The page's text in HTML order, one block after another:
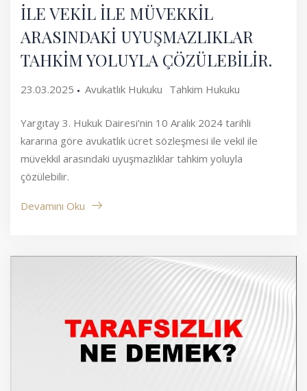
İLE VEKİL İLE MÜVEKKİL
ARASINDAKİ UYUŞMAZLIKLAR
TAHKİM YOLUYLA ÇÖZÜLEBİLİR.
23.03.2025 Avukatlık Hukuku Tahkim Hukuku
Yargıtay 3. Hukuk Dairesi’nin 10 Aralık 2024 tarihli
kararına göre avukatlık ücret sözleşmesi ile vekil ile
müvekkil arasındaki uyuşmazlıklar tahkim yoluyla
çözülebilir.
Devamını Oku